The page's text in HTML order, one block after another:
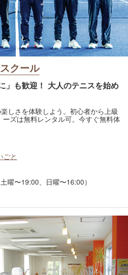
クール
」も歓迎！ 大人のテニスを始め
しさを体験しよう。初心者から上級
ズは無料レンタル可。今すぐ無料体
ごと
曜〜19:00、日曜〜16:00）